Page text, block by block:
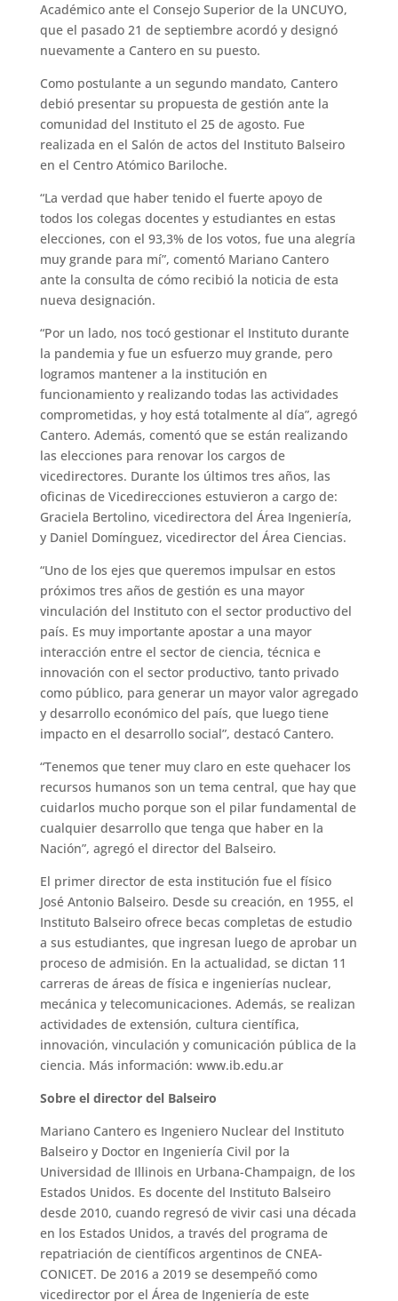
Académico ante el Consejo Superior de la UNCUYO,
que el pasado 21 de septiembre acordó y designó
nuevamente a Cantero en su puesto.
Como postulante a un segundo mandato, Cantero
debió presentar su propuesta de gestión ante la
comunidad del Instituto el 25 de agosto. Fue
realizada en el Salón de actos del Instituto Balseiro
en el Centro Atómico Bariloche.
“La verdad que haber tenido el fuerte apoyo de
todos los colegas docentes y estudiantes en estas
elecciones, con el 93,3% de los votos, fue una alegría
muy grande para mí”, comentó Mariano Cantero
ante la consulta de cómo recibió la noticia de esta
nueva designación.
“Por un lado, nos tocó gestionar el Instituto durante
la pandemia y fue un esfuerzo muy grande, pero
logramos mantener a la institución en
funcionamiento y realizando todas las actividades
comprometidas, y hoy está totalmente al día”, agregó
Cantero. Además, comentó que se están realizando
las elecciones para renovar los cargos de
vicedirectores. Durante los últimos tres años, las
oficinas de Vicedirecciones estuvieron a cargo de:
Graciela Bertolino, vicedirectora del Área Ingeniería,
y Daniel Domínguez, vicedirector del Área Ciencias.
“Uno de los ejes que queremos impulsar en estos
próximos tres años de gestión es una mayor
vinculación del Instituto con el sector productivo del
país. Es muy importante apostar a una mayor
interacción entre el sector de ciencia, técnica e
innovación con el sector productivo, tanto privado
como público, para generar un mayor valor agregado
y desarrollo económico del país, que luego tiene
impacto en el desarrollo social”, destacó Cantero.
“Tenemos que tener muy claro en este quehacer los
recursos humanos son un tema central, que hay que
cuidarlos mucho porque son el pilar fundamental de
cualquier desarrollo que tenga que haber en la
Nación”, agregó el director del Balseiro.
El primer director de esta institución fue el físico
José Antonio Balseiro. Desde su creación, en 1955, el
Instituto Balseiro ofrece becas completas de estudio
a sus estudiantes, que ingresan luego de aprobar un
proceso de admisión. En la actualidad, se dictan 11
carreras de áreas de física e ingenierías nuclear,
mecánica y telecomunicaciones. Además, se realizan
actividades de extensión, cultura científica,
innovación, vinculación y comunicación pública de la
ciencia. Más información: www.ib.edu.ar
Sobre el director del Balseiro
Mariano Cantero es Ingeniero Nuclear del Instituto
Balseiro y Doctor en Ingeniería Civil por la
Universidad de Illinois en Urbana-Champaign, de los
Estados Unidos. Es docente del Instituto Balseiro
desde 2010, cuando regresó de vivir casi una década
en los Estados Unidos, a través del programa de
repatriación de científicos argentinos de CNEA-
CONICET. De 2016 a 2019 se desempeñó como
vicedirector por el Área de Ingeniería de este